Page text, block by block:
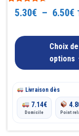
Note
4.50
5.30€ – 6.50€
Choix
options
sur
page
du
Livraison dès
7.14€
Domicile Point